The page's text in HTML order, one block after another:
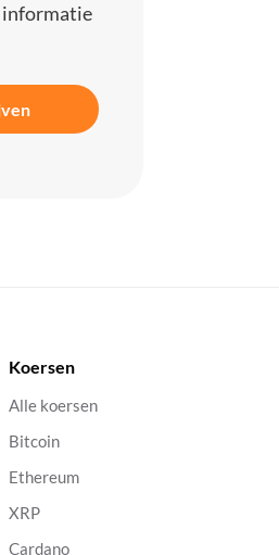
informatie
Koersen
Alle koersen
Bitcoin
Ethereum
XRP
Cardano